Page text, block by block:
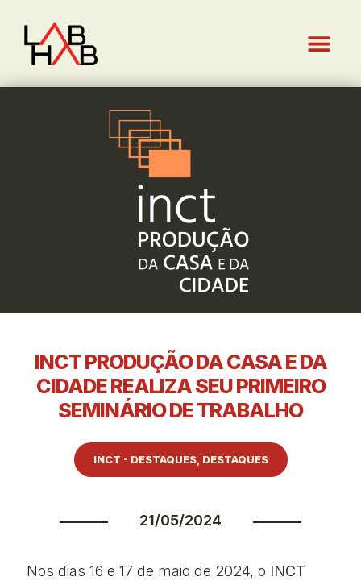
INCT PRODUÇÃO DA CASA E DA
CIDADE REALIZA SEU PRIMEIRO
SEMINÁRIO DE TRABALHO
INCT - DESTAQUES, DESTAQUES
21/05/2024
Nos dias 16 e 17 de maio de 2024, o INCT